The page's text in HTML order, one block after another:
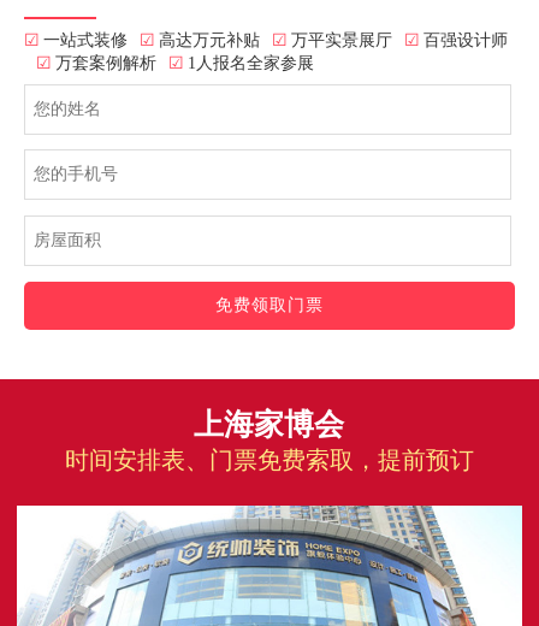
☑ 一站式装修 ☑ 高达万元补贴 ☑ 万平实景展厅 ☑ 百强设计师
☑ 万套案例解析 ☑ 1人报名全家参展
免费领取门票
上海家博会
时间安排表、门票免费索取，提前预订